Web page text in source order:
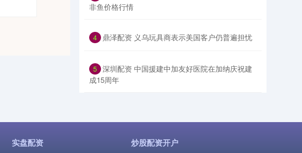
非鱼价格行情
4 ​鼎泽配资 义乌玩具商表示美国客户仍普遍担忧
5 ​深圳配资 中国援建中加友好医院在加纳庆祝建
成15周年
实盘配资 炒股配资开户